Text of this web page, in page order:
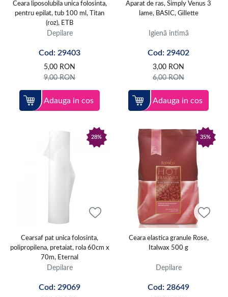
Ceara liposolubila unica folosinta,
pentru epilat, tub 100 ml, Titan
(roz), ETB
Depilare
Cod: 29403
5,00 RON
9,00RON
Adauga in cos
Aparat de ras, Simply Venus 3
lame, BASIC, Gillette
Igienă intimă
Cod: 29402
3,00 RON
6,00RON
Adauga in cos
28%
Cearsaf pat unica folosinta,
polipropilena, pretaiat, rola 60cm x
70m, Eternal
Depilare
Cod: 29069
35%
Ceara elastica granule Rose,
Italwax 500 g
Depilare
Cod: 28649